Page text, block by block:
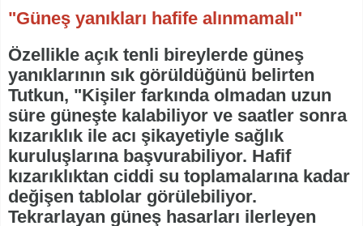
"Güneş yanıkları hafife alınmamalı"
Özellikle açık tenli bireylerde güneş
yanıklarının sık görüldüğünü belirten
Tutkun, "Kişiler farkında olmadan uzun
süre güneşte kalabiliyor ve saatler sonra
kızarıklık ile acı şikayetiyle sağlık
kuruluşlarına başvurabiliyor. Hafif
kızarıklıktan ciddi su toplamalarına kadar
değişen tablolar görülebiliyor.
Tekrarlayan güneş hasarları ilerleyen